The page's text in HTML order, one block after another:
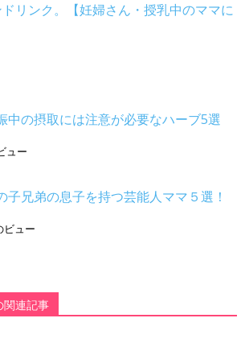
リンク。【妊婦さん・授乳中のママに
中の摂取には注意が必要なハーブ5選
ュー
子兄弟の息子を持つ芸能人ママ５選！
ビュー
関連記事